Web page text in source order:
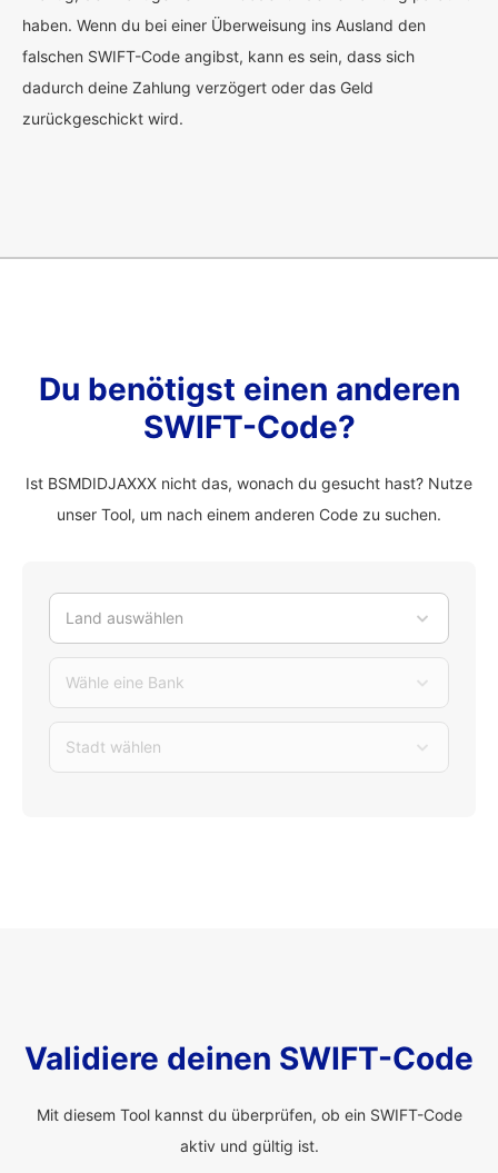
haben. Wenn du bei einer Überweisung ins Ausland den
falschen SWIFT-Code angibst, kann es sein, dass sich
dadurch deine Zahlung verzögert oder das Geld
zurückgeschickt wird.
Du benötigst einen anderen
SWIFT-Code?
Ist BSMDIDJAXXX nicht das, wonach du gesucht hast? Nutze
unser Tool, um nach einem anderen Code zu suchen.
Land auswählen
Wähle eine Bank
Stadt wählen
Validiere deinen SWIFT-Code
Mit diesem Tool kannst du überprüfen, ob ein SWIFT-Code
aktiv und gültig ist.